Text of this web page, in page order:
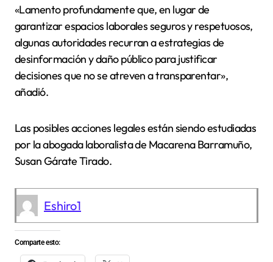
«Lamento profundamente que, en lugar de
garantizar espacios laborales seguros y respetuosos,
algunas autoridades recurran a estrategias de
desinformación y daño público para justificar
decisiones que no se atreven a transparentar»,
añadió.
Las posibles acciones legales están siendo estudiadas
por la abogada laboralista de Macarena Barramuño,
Susan Gárate Tirado.
Eshiro1
Comparte esto: